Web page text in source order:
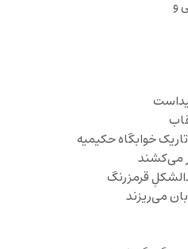
و
خوابگاه حکیمیه
می‌کشند
قرمزرنگ
می‌ریزند